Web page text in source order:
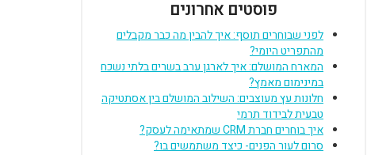
פוסטים אחרונים
לפני שבוחרים תוסף: איך להבין מה כבר מקבלים
מהתפריט היומי?
המארח המושלם: איך לארגן ערב בשרים בלתי נשכח
במינימום מאמץ?
חלונות עץ מעוצבים: השילוב המושלם בין אסתטיקה
טבעית לבידוד תרמי
איך בוחרים חברת CRM שמתאימה לעסק?
סרום לעור הפנים- כיצד משתמשים בו?